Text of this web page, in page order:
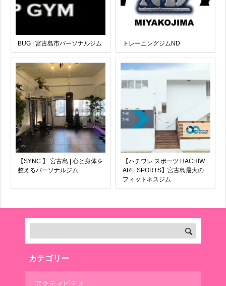
BUG | 宮古島市パーソナルジム トレーニングジムND
【SYNC.】 宮古島 | 心と身体を
整えるパーソナルジム
【ハチワレ スポーツ HACHIW
ARE SPORTS】宮古島最大の
フィットネスジム
カテゴリー
アクティビティ